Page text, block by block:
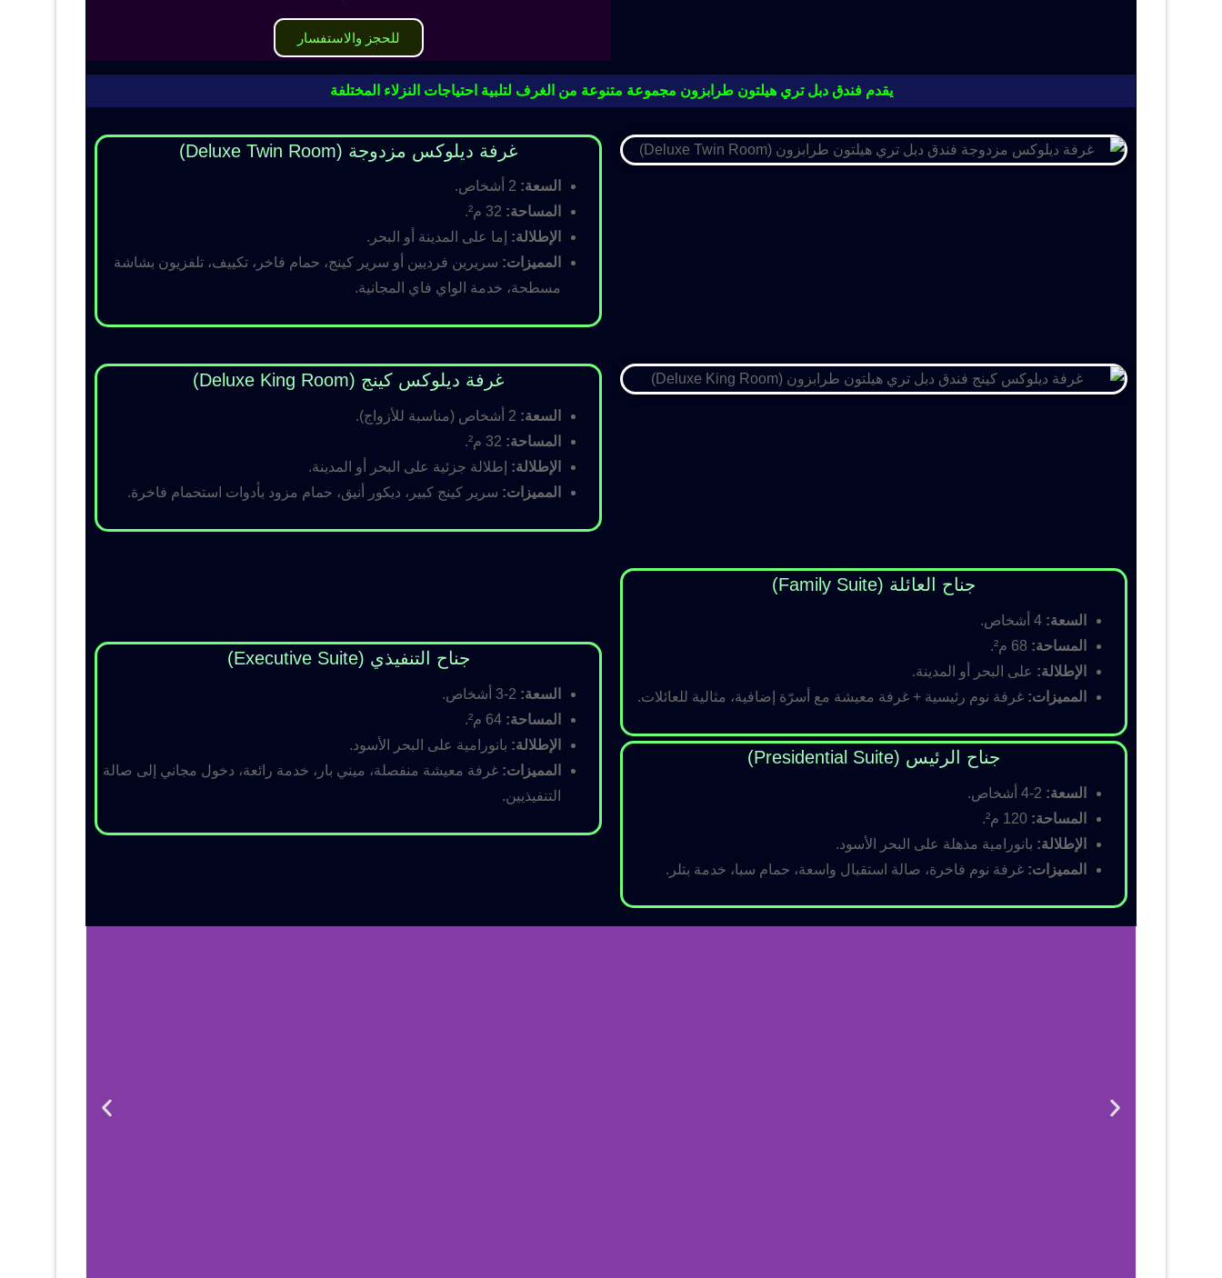
للحجز والاستفسار
يقدم فندق دبل تري هيلتون طرابزون مجموعة متنوعة من الغرف لتلبية احتياجات النزلاء المختلفة
غرفة ديلوكس مزدوجة (Deluxe Twin Room)
السعة:
المساحة:
الإطلالة: إما على المدينة أو البحر.
المميزات: سريرين فرديين أو سرير كينج، حمام فاخر، تكييف، تلفزيون بشاشة
مسطحة، خدمة الواي فاي المجانية.
غرفة ديلوكس كينج (Deluxe King Room)
السعة:
المساحة:
الإطلالة: إطلالة جزئية على البحر أو المدينة.
المميزات: سرير كينج كبير، ديكور أنيق، حمام مزود بأدوات استحمام فاخرة.
جناح العائلة (Family Suite)
السعة:
المساحة:
الإطلالة: على البحر أو المدينة.
المميزات: غرفة نوم رئيسية + غرفة معيشة مع أسرّة إضافية، مثالية للعائلات.
جناح الرئيس (Presidential Suite)
السعة:
المساحة:
الإطلالة: بانورامية مذهلة على البحر الأسود.
المميزات: غرفة نوم فاخرة، صالة استقبال واسعة، حمام سبا، خدمة بتلر.
جناح التنفيذي (Executive Suite)
السعة:
المساحة:
الإطلالة: بانورامية على البحر الأسود.
المميزات: غرفة معيشة منفصلة، ميني بار، خدمة رائعة، دخول مجاني إلى صالة
التنفيذيين.